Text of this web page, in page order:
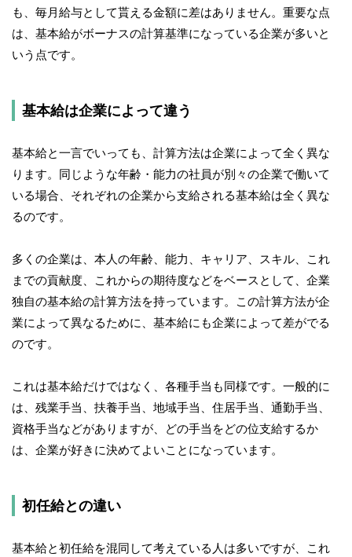
も、毎月給与として貰える金額に差はありません。重要な点
は、基本給がボーナスの計算基準になっている企業が多いと
いう点です。
基本給は企業によって違う
基本給と一言でいっても、計算方法は企業によって全く異な
ります。同じような年齢・能力の社員が別々の企業で働いて
いる場合、それぞれの企業から支給される基本給は全く異な
るのです。
多くの企業は、本人の年齢、能力、キャリア、スキル、これ
までの貢献度、これからの期待度などをベースとして、企業
独自の基本給の計算方法を持っています。この計算方法が企
業によって異なるために、基本給にも企業によって差がでる
のです。
これは基本給だけではなく、各種手当も同様です。一般的に
は、残業手当、扶養手当、地域手当、住居手当、通勤手当、
資格手当などがありますが、どの手当をどの位支給するか
は、企業が好きに決めてよいことになっています。
初任給との違い
基本給と初任給を混同して考えている人は多いですが、これ